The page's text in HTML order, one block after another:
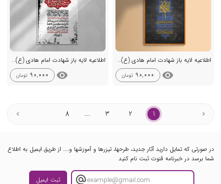
اطلاعیه لایه باز شهادت امام هادی (ع) + استوری فضای مجازی
visibility
90,000 تومان
اطلاعیه لایه باز شهادت امام هادی (ع) + استوری فضای مجازی
visibility
90,000 تومان
1
2
3
...
8
در صورتی که تمایل دارید آثار جدید، طرحها، تیزرها و آموزشها و.... از طریق ایمیل به اطلاع
شما برسد در خبرنامه قنوت ثبت نام کنید
ثبت ایمیل